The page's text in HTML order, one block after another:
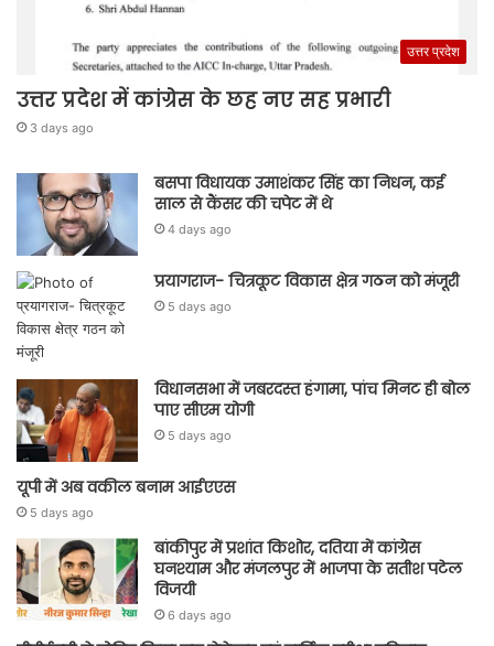
उत्तर प्रदेश
उत्तर प्रदेश में कांग्रेस के छह नए सह प्रभारी
3 days ago
बसपा विधायक उमाशंकर सिंह का निधन, कई
साल से कैंसर की चपेट में थे
4 days ago
प्रयागराज- चित्रकूट विकास क्षेत्र गठन को मंजूरी
5 days ago
विधानसभा में जबरदस्त हंगामा, पांच मिनट ही बोल
पाए सीएम योगी
5 days ago
यूपी में अब वकील बनाम आईएएस
5 days ago
बांकीपुर में प्रशांत किशोर, दतिया में कांग्रेस
घनश्याम और मंजलपुर में भाजपा के सतीश पटेल
विजयी
6 days ago